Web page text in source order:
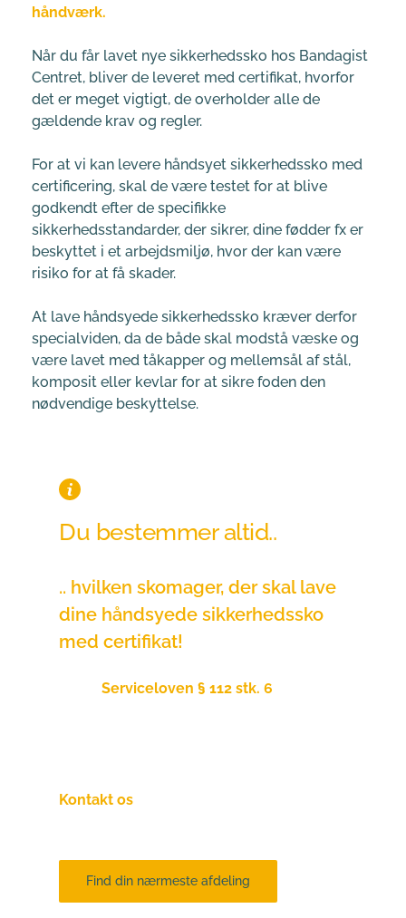
håndværk.
Når du får lavet nye sikkerhedssko hos Bandagist
Centret, bliver de leveret med certifikat, hvorfor
det er meget vigtigt, de overholder alle de
gældende krav og regler.
For at vi kan levere håndsyet sikkerhedssko med
certificering, skal de være testet for at blive
godkendt efter de specifikke
sikkerhedsstandarder, der sikrer, dine fødder fx er
beskyttet i et arbejdsmiljø, hvor der kan være
risiko for at få skader.
At lave håndsyede sikkerhedssko kræver derfor
specialviden, da de både skal modstå væske og
være lavet med tåkapper og mellemsål af stål,
komposit eller kevlar for at sikre foden den
nødvendige beskyttelse.
Du bestemmer altid..
.. hvilken skomager, der skal lave
dine håndsyede sikkerhedssko
med certifikat!
Serviceloven § 112 stk. 6
Kontakt os
Find din nærmeste afdeling